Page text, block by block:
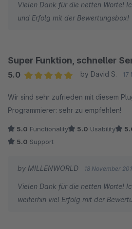
Vielen Dank für die netten Worte!
und Erfolg mit der Bewertungsbox!
Super Funktion, schneller
5.0
by David S. 17
Wir sind sehr zufrieden mit diesem
Programmierer: sehr zu empfehlen!
5.0 Functionality 5.0 Usability
5.0 Support
by MILLENWORLD 18 November
Vielen Dank für die netten Worte!
weiterhin viel Erfolg mit der